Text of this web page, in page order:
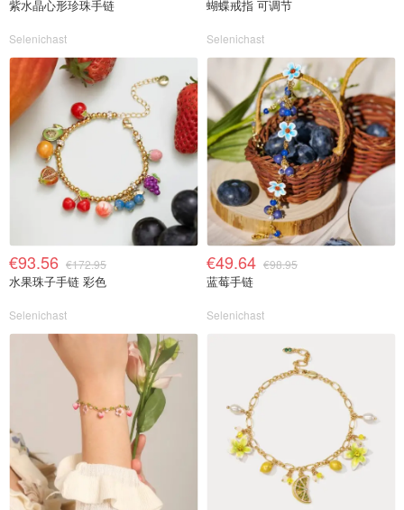
紫水晶心形珍珠手链
Selenichast
蝴蝶戒指 可调节
Selenichast
€93.56 €172.95
水果珠子手链 彩色
Selenichast
€49.64 €98.95
蓝莓手链
Selenichast